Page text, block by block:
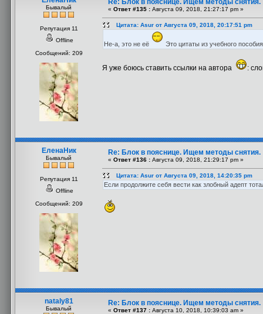
Бывалый
Репутация 11
Offline
Сообщений: 209
Re: Блок в пояснице. Ищем методы снятия.
« Ответ #135 : Августа 09, 2018, 21:27:17 pm »
Цитата: Asur от Августа 09, 2018, 20:17:51 pm
Не-а, это не её Это цитаты из учебного
Я уже боюсь ставить ссылки на автора :
ЕленаНик
Бывалый
Репутация 11
Offline
Сообщений: 209
Re: Блок в пояснице. Ищем методы снятия.
« Ответ #136 : Августа 09, 2018, 21:29:17 pm »
Цитата: Asur от Августа 09, 2018, 14:20:35 pm
Если продолжите себя вести как злобный адепт
nataly81
Бывалый
Re: Блок в пояснице. Ищем методы снятия.
« Ответ #137 : Августа 10, 2018, 10:39:03 am »